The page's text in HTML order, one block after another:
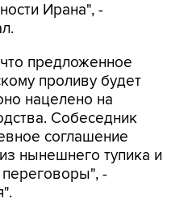
Ирана", -
предложенное
проливу будет
нацелено на
Собеседник
соглашение
нынешнего тупика и
переговоры", -